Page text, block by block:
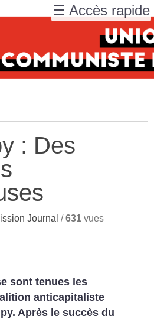
: Des
Journal /631 vues
sont tenues les
anticapitaliste
Après le succès du
☰ Accès rapide